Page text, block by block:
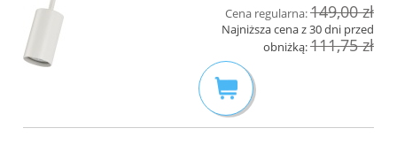
Cena regularna:149,00 zł
Najniższa cena z 30 dni przed
obniżką:111,75 zł